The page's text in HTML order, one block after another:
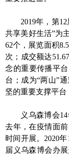
2019年，第
共享美好生活”为
62个，展览面积
次；成交额达
念的重要传播平
台；成为“两山”
坚的重要支撑平台
义乌森博会
去年，在疫情面
时间开展。2020
届义乌森博会办